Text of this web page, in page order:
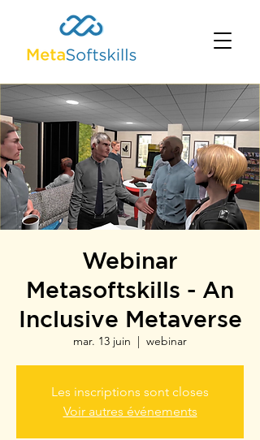
Webinar
Metasoftskills - An
Inclusive Metaverse
mar. 13 juin
  |
webinar
Les inscriptions sont closes
Voir autres événements